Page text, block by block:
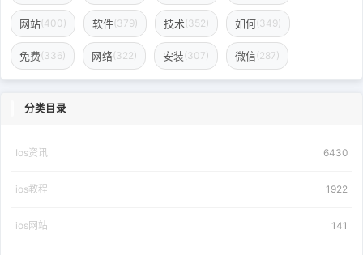
网站(400) 软件(379) 技术(352) 如何(349)
免费(336) 网络(322) 安装(307) 微信(287)
分类目录
Ios资讯 6430
ios教程 1922
ios网站 141